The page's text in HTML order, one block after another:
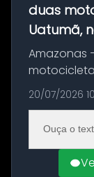
duas
Uatumã,
Amazonas
Figueiredo
de São
20/07/2026
Ouça o